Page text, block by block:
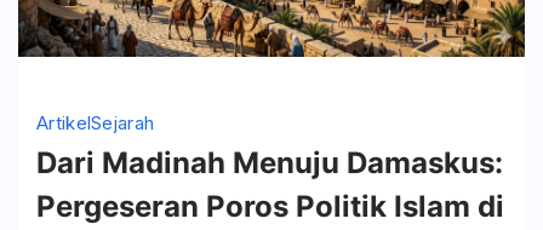
ArtikelSejarah
Dari Madinah Menuju Damaskus:
Pergeseran Poros Politik Islam di